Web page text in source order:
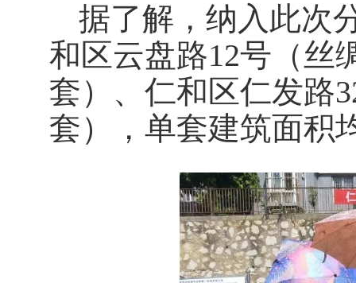
据了解，纳入此次
和区云盘路12号（丝
套）、仁和区仁发路
套），单套建筑面积